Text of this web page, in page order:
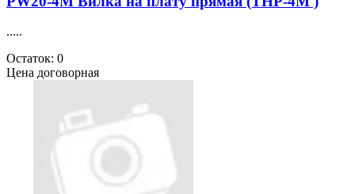
.....
Остаток: 0
Цена договорная